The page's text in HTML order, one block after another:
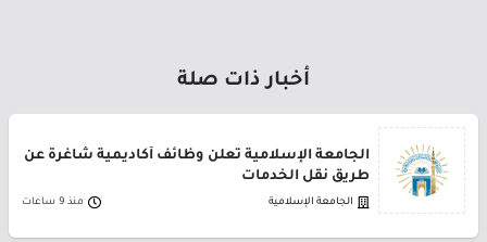
أخبار ذات صلة
الجامعة الإسلامية تعلن وظائف أكاديمية شاغرة عن
طريق نقل الخدمات
الجامعة الإسلامية منذ 9 ساعات